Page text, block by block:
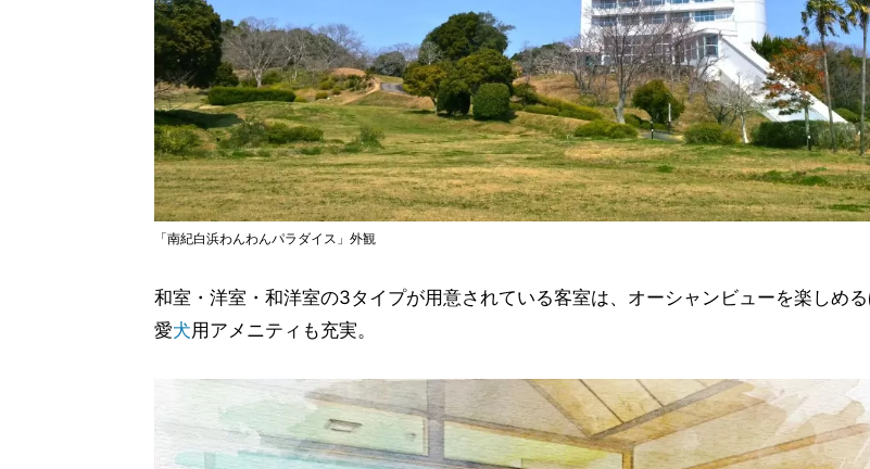
「南紀白浜わんわんパラダイス」外観
和室・洋室・和洋室の3タイプが用意されている客室は、オーシャンビューを楽しめる
愛犬用アメニティも充実。